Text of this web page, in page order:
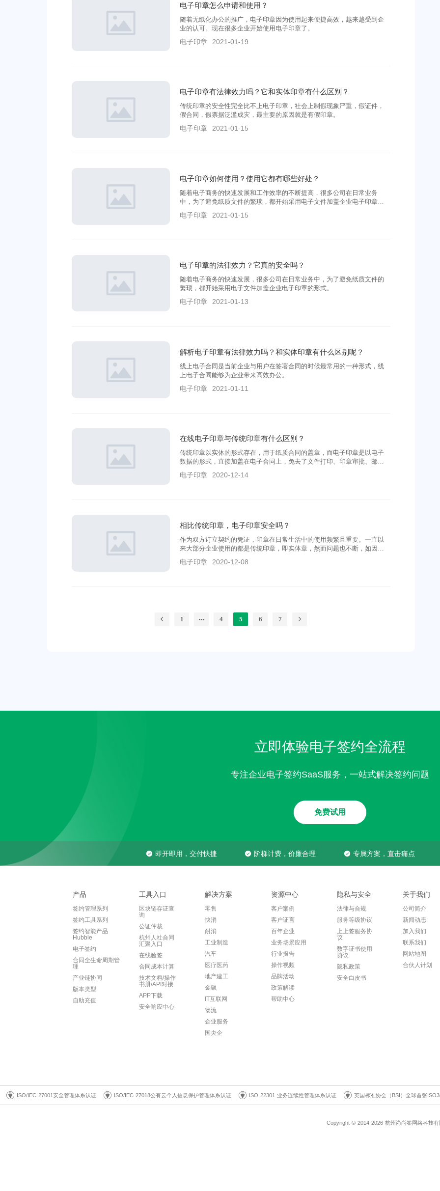
电子印章怎么申请和使用？
随着无纸化办公的推广，电子印章因为使用起来便捷高效，越来越受到企
业的认可。现在很多企业开始使用电子印章了。
电子印章 2021-01-19
电子印章有法律效力吗？它和实体印章有什么区别？
传统印章的安全性完全比不上电子印章，社会上制假现象严重，假证件，
假合同，假票据泛滥成灾，最主要的原因就是有假印章。
电子印章 2021-01-15
电子印章如何使用？使用它都有哪些好处？
随着电子商务的快速发展和工作效率的不断提高，很多公司在日常业务
中，为了避免纸质文件的繁琐，都开始采用电子文件加盖企业电子印章的
形式。
电子印章 2021-01-15
电子印章的法律效力？它真的安全吗？
随着电子商务的快速发展，很多公司在日常业务中，为了避免纸质文件的
繁琐，都开始采用电子文件加盖企业电子印章的形式。
电子印章 2021-01-13
解析电子印章有法律效力吗？和实体印章有什么区别呢？
线上电子合同是当前企业与用户在签署合同的时候最常用的一种形式，线
上电子合同能够为企业带来高效办公。
电子印章 2021-01-11
在线电子印章与传统印章有什么区别？
传统印章以实体的形式存在，用于纸质合同的盖章，而电子印章是以电子
数据的形式，直接加盖在电子合同上，免去了文件打印、印章审批、邮寄
等繁琐的流程。
电子印章 2020-12-14
相比传统印章，电子印章安全吗？
作为双方订立契约的凭证，印章在日常生活中的使用频繁且重要。一直以
来大部分企业使用的都是传统印章，即实体章，然而问题也不断，如因疏
忽或管理不善导致的私盖公章、盗章状况。
电子印章 2020-12-08
1 4 5 6 7
立即体验电子签约全流程
专注企业电子签约SaaS服务，一站式解决签约问题
免费试用
即开即用，交付快捷 阶梯计费，价廉合理 专属方案，直击痛点
产品
签约管理系列
签约工具系列
签约智能产品
Hubble
电子签约
合同全生命周期管
理
产业链协同
版本类型
自助充值
工具入口
区块链存证查
询
公证仲裁
杭州人社合同
汇聚入口
在线验签
合同成本计算
技术文档/操作
书册/API对接
APP下载
安全响应中心
解决方案
零售
快消
耐消
工业制造
汽车
医疗医药
地产建工
金融
IT互联网
物流
企业服务
国央企
资源中心
客户案例
客户证言
百年企业
业务场景应用
行业报告
操作视频
品牌活动
政策解读
帮助中心
隐私与安全
法律与合规
服务等级协议
上上签服务协
议
数字证书使用
协议
隐私政策
安全白皮书
关于我们
公司简介
新闻动态
加入我们
联系我们
网站地图
合伙人计划
ISO/IEC 27001安全管理体系认证 ISO/IEC 27018公有云个人信息保护管理体系认证 ISO 22301 业务连续性管理体系认证 英国标准协会（BSI）全球首张
Copyright © 2014-2026 杭州尚尚签网络科技